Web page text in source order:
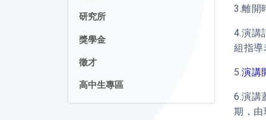
研究所
獎學金
徵才
高中生專區
3.離開
4.演講
組指導
5.演講
6.演講
期，由